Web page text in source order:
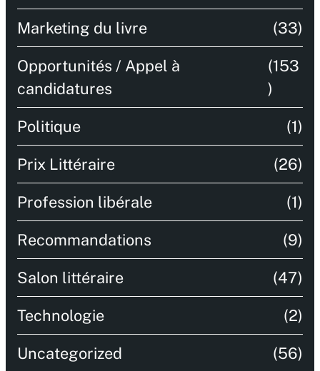
Marketing du livre (33)
Opportunités / Appel à
candidatures
(153
)
Politique (1)
Prix Littéraire (26)
Profession libérale (1)
Recommandations (9)
Salon littéraire (47)
Technologie (2)
Uncategorized (56)